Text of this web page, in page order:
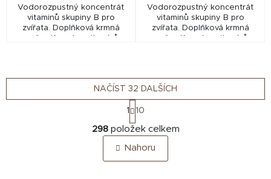
Vodorozpustný koncentrát
vitaminů skupiny B pro
zvířata. Doplňková krmná
Vodorozpustný koncentrát
vitaminů skupiny B pro
zvířata. Doplňková krmná
O
v
l
á
NAČÍST 32 DALŠÍCH
S
t
r
á
n
k
1 10
298položek celkem
Nahoru